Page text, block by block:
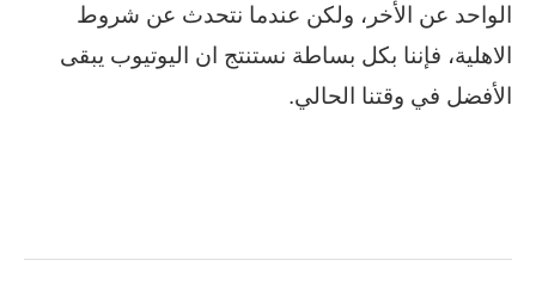
الواحد عن الأخر، ولكن عندما نتحدث عن شروط
الاهلية، فإننا بكل بساطة نستنتج ان اليوتيوب يبقى
الأفضل في وقتنا الحالي.